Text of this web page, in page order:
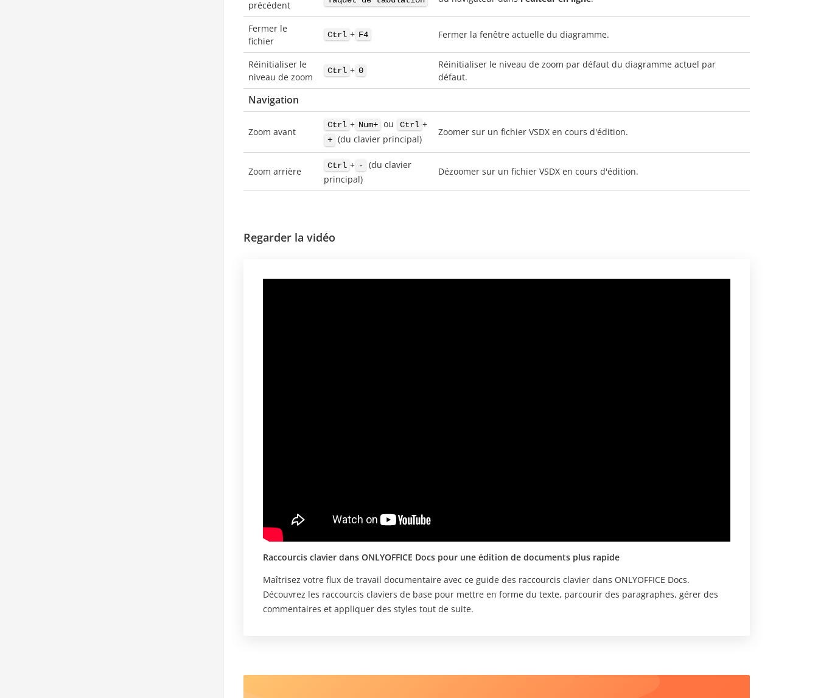
précédent
Fermer le
fichier
Ctrl + F4 Fermer la fenêtre actuelle du diagramme.
Réinitialiser le
niveau de zoom
Ctrl + 0
Réinitialiser le niveau de zoom par défaut du diagramme actuel par
défaut.
Navigation
Zoom avant
Ctrl + Num+ ou Ctrl +
+ (du clavier principal)
Zoomer sur un fichier VSDX en cours d'édition.
Zoom arrière
Ctrl + -
(du clavier
principal)
Dézoomer sur un fichier VSDX en cours d'édition.
Regarder la vidéo
Raccourcis clavier dans ONLYOFFICE Docs pour une édition de documents plus rapide
Maîtrisez votre flux de travail documentaire avec ce guide des raccourcis clavier dans ONLYOFFICE Docs.
Découvrez les raccourcis claviers de base pour mettre en forme du texte, parcourir des paragraphes, gérer des
commentaires et appliquer des styles tout de suite.